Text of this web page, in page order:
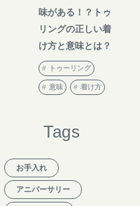
味がある！？トゥ
リングの正しい着
け方と意味とは？
トゥーリング
意味 着け方
Tags
お手入れ
アニバーサリー